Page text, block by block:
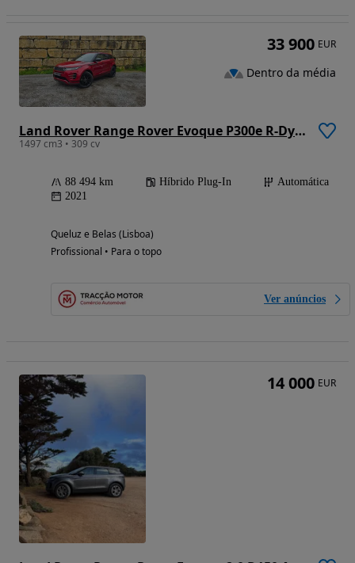
Land Rover Range Rover Evoque P300e R-Dynamic
1497 cm3 • 309 cv
88 494 km Híbrido Plug-In
Automática
2021
Queluz e Belas (Lisboa)
Profissional • Para o topo
Ver anúncios
33 900 EUR
Dentro da média
14 000 EUR